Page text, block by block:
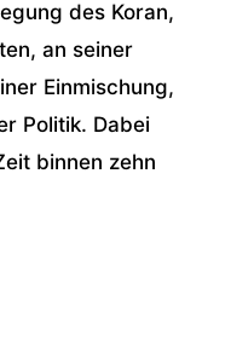
des Koran,
an seiner
Einmischung,
Politik. Dabei
binnen zehn